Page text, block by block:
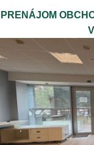
PRENÁJOM